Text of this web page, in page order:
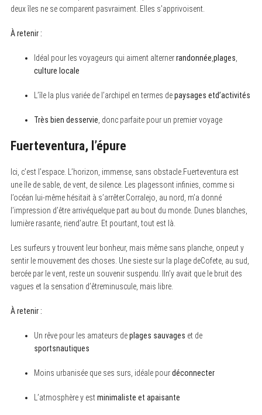
deux îles ne se comparent pasvraiment. Elles s’apprivoisent.
À retenir :
Idéal pour les voyageurs qui aiment alternerrandonnée plages
culture locale
L’île la plus variée de l’archipel en termes depaysages etd’activités
Très bien desservie , donc parfaite pour un premier voyage
Fuerteventura, l’épure
Ici, c’est l’espace. L’horizon, immense, sans obstacle.Fuerteventura est
une île de sable, de vent, de silence. Les plagessont infinies, comme si
l’océan lui-même hésitait à s’arrêter.Corralejo, au nord, m’a donné
l’impression d’être arrivéquelque part au bout du monde. Dunes blanches,
lumière rasante, riend’autre. Et pourtant, tout est là.
Les surfeurs y trouvent leur bonheur, mais même sans planche, onpeut y
sentir le mouvement des choses. Une sieste sur la plage deCofete, au sud,
bercée par le vent, reste un souvenir suspendu. Iln’y avait que le bruit des
vagues et la sensation d’êtreminuscule, mais libre.
À retenir :
Un rêve pour les amateurs deplages sauvages et de
sportsnautiques
Moins urbanisée que ses surs, idéale pourdéconnecter
L’atmosphère y estminimaliste et apaisante